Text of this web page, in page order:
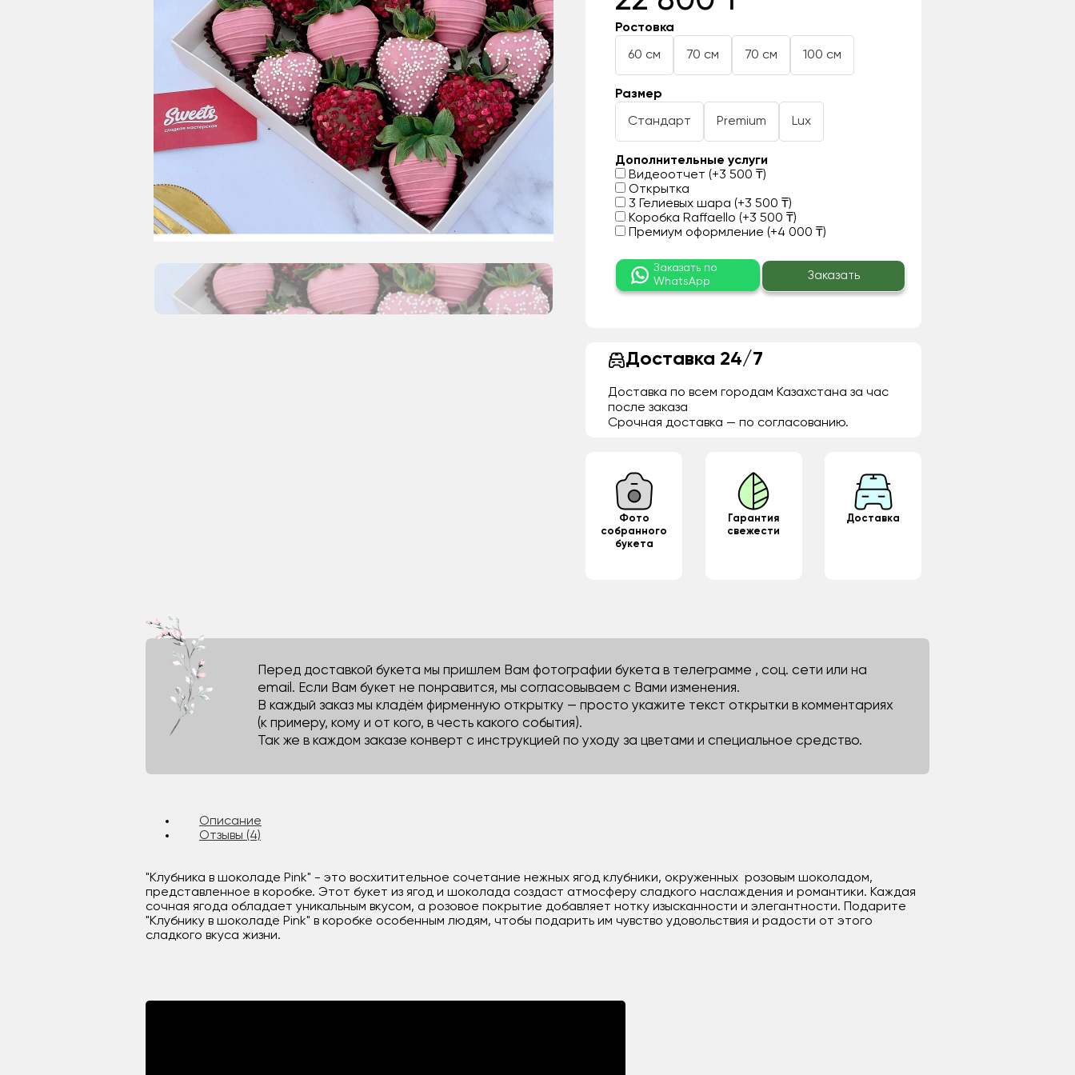
Ростовка
60 см 70 см 70 см 100 см
Размер
Стандарт Premium Lux
Дополнительные услуги
Видеоотчет (+3 500 ₸)
Открытка
3 Гелиевых шара (+3 500 ₸)
Коробка Raffaello (+3 500 ₸)
Премиум оформление (+4 000 ₸)
Заказать по
WhatsApp
Заказать
Доставка 24/7
Доставка по всем городам Казахстана за час
после заказа
Срочная доставка — по согласованию.
Фото
собранного
букета
Гарантия
свежести
Доставка
Перед доставкой букета мы пришлем Вам фотографии букета в телеграмме , соц. сети или на
email. Если Вам букет не понравится, мы согласовываем с Вами изменения.
В каждый заказ мы кладём фирменную открытку — просто укажите текст открытки в комментариях
(к примеру, кому и от кого, в честь какого события).
Так же в каждом заказе конверт с инструкцией по уходу за цветами и специальное средство.
Описание
Отзывы (4)
"Клубника в шоколаде Pink" - это восхитительное сочетание нежных ягод клубники, окруженных розовым шоколадом,
представленное в коробке. Этот букет из ягод и шоколада создаст атмосферу сладкого наслаждения и романтики. Каждая
сочная ягода обладает уникальным вкусом, а розовое покрытие добавляет нотку изысканности и элегантности. Подарите
"Клубнику в шоколаде Pink" в коробке особенным людям, чтобы подарить им чувство удовольствия и радости от этого
сладкого вкуса жизни.